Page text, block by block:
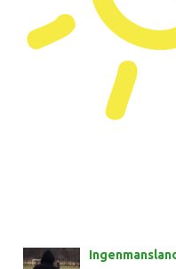
Ingenmansland